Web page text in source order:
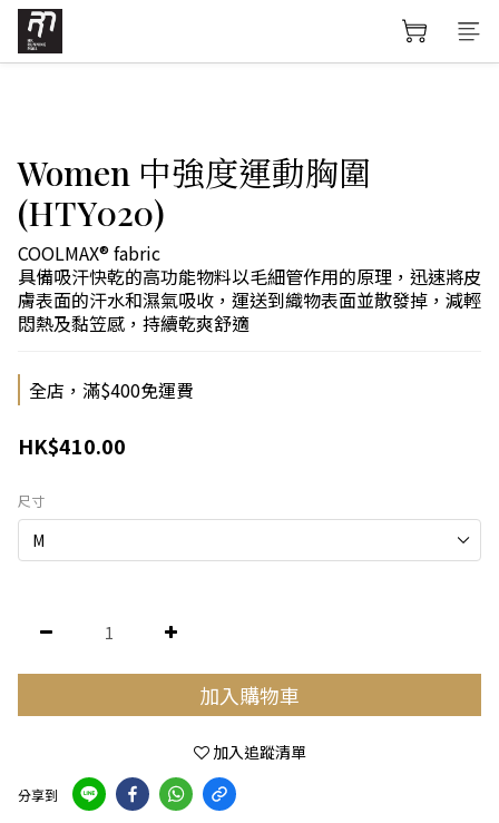
Women 中強度運動胸圍
(HTY020)
COOLMAX® fabric
具備吸汗快乾的高功能物料以毛細管作用的原理，迅速將皮
膚表面的汗水和濕氣吸收，運送到織物表面並散發掉，減輕
悶熱及黏笠感，持續乾爽舒適
全店，滿$400免運費
HK$410.00
尺寸
加入購物車
加入追蹤清單
分享到